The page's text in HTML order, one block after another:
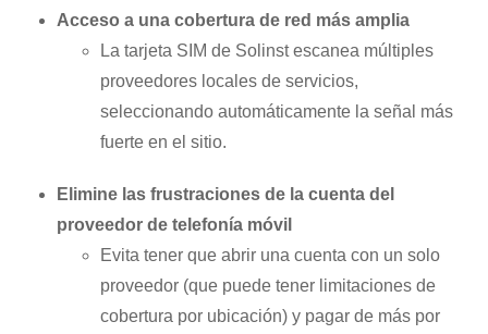
Acceso a una cobertura de red más amplia
La tarjeta SIM de Solinst escanea múltiples
proveedores locales de servicios,
seleccionando automáticamente la señal más
fuerte en el sitio.
Elimine las frustraciones de la cuenta del
proveedor de telefonía móvil
Evita tener que abrir una cuenta con un solo
proveedor (que puede tener limitaciones de
cobertura por ubicación) y pagar de más por